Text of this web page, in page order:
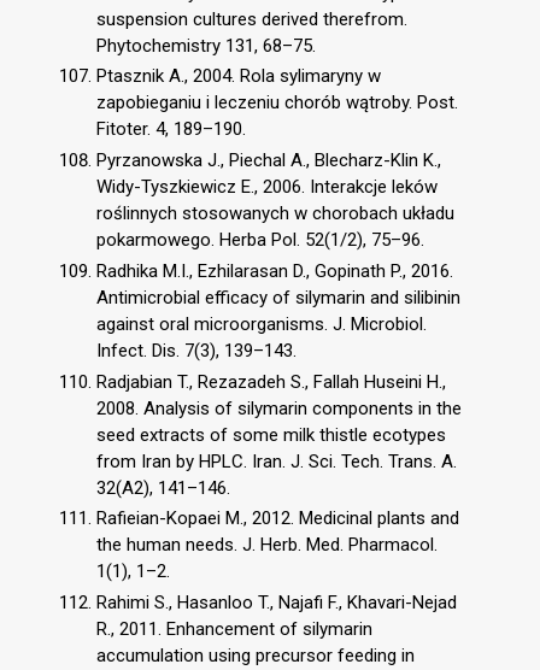
suspension cultures derived therefrom.
Phytochemistry 131, 68–75.
Ptasznik A., 2004. Rola sylimaryny w
zapobieganiu i leczeniu chorób wątroby. Post.
Fitoter. 4, 189–190.
Pyrzanowska J., Piechal A., Blecharz-Klin K.,
Widy-Tyszkiewicz E., 2006. Interakcje leków
roślinnych stosowanych w chorobach układu
pokarmowego. Herba Pol. 52(1/2), 75–96.
Radhika M.I., Ezhilarasan D., Gopinath P., 2016.
Antimicrobial efficacy of silymarin and silibinin
against oral microorganisms. J. Microbiol.
Infect. Dis. 7(3), 139–143.
Radjabian T., Rezazadeh S., Fallah Huseini H.,
2008. Analysis of silymarin components in the
seed extracts of some milk thistle ecotypes
from Iran by HPLC. Iran. J. Sci. Tech. Trans. A.
32(A2), 141–146.
Rafieian-Kopaei M., 2012. Medicinal plants and
the human needs. J. Herb. Med. Pharmacol.
1(1), 1–2.
Rahimi S., Hasanloo T., Najafi F., Khavari-Nejad
R., 2011. Enhancement of silymarin
accumulation using precursor feeding in